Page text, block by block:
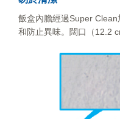
飯盒內膽經過Super
和防止異味。闊口（12.2